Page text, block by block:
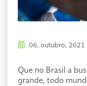
06, outubro, 2021
Que no Brasil a
grande, todo